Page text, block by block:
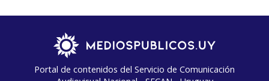
Portal de contenidos del Servicio de Comunicación